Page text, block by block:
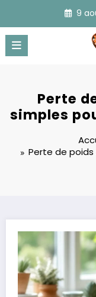
contenu
9
Perte
simples
Perte de poids